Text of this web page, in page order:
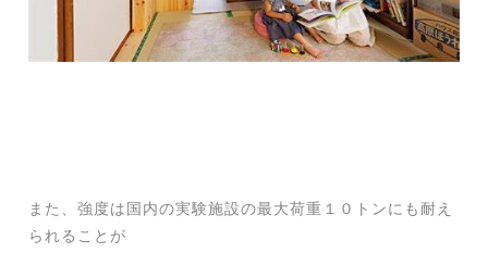
また、強度は国内の実験施設の最大荷重１０トンにも耐え
られることが